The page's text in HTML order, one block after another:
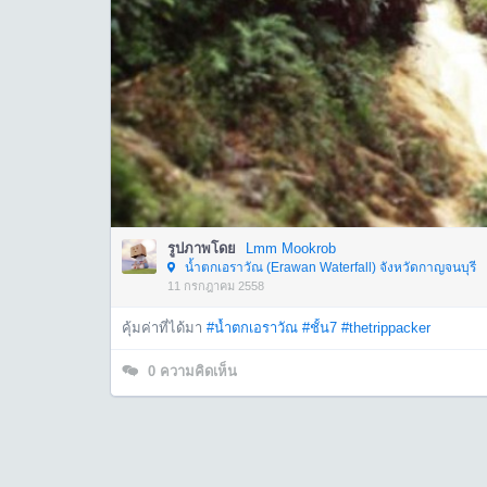
รูปภาพโดย Lmm Mookrob
น้ำตกเอราวัณ (Erawan Waterfall) จังหวัดกาญจนบุรี
11 กรกฎาคม 2558
คุ้มค่าที่ได้มา #น้ำตกเอราวัณ #ชั้น7 #thetrippacker
0 ความคิดเห็น